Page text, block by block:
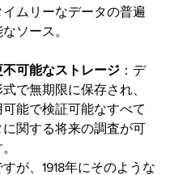
ムリーなデータの普遍
ソース。
可能なストレージ ：デ
で無期限に保存され、
能で検証可能なすべて
関する将来の調査が可
すが、1918年にそのような